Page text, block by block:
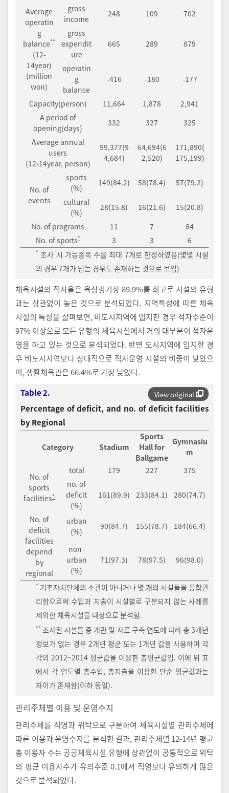
Average
operatin
g
balance**
(12-
14year)
(million
won)
gross
income
248 109
702
gross
expendit
ure
665 289 879
operatin
g
balance
-416 -180 -177
Capacity(person) 11,664 1,878
2,941
A period of
opening(days)
332 327
325
Average annual
users
(12-14year, person)
99,377(9
4,684)
64,694(6
2,520)
171,890(
175,199)
No. of
events
sports
(%)
149(84.2) 58(78.4)
57(79.2)
cultural
(%)
28(15.8) 16(21.6)
15(20.8)
No. of programs
11 7
84
No. of sports* 3 3 6
* 조사 시 가능종목 수를 최대 7개로 한정하였음(몇몇 시설
의 경우 7개가 넘는 경우도 존재하는 것으로 보임)
체육시설의 적자율은 육상경기장 89.9%를 최고로 시설의 유형
과는 상관없이 높은 것으로 분석되었다. 지역특성에 따른 체육
시설의 특성을 살펴보면, 비도시지역에 입지한 경우 적자수준이
97% 이상으로 모든 유형의 체육시설에서 거의 대부분이 적자운
영을 하고 있는 것으로 분석되었다. 반면 도시지역에 입지한 경
우 비도시지역보다 상대적으로 적자운영 시설의 비중이 낮았으
며, 생활체육관은 66.4%로 가장 낮았다.
View original
Table 2.
Percentage of deficit, and no. of deficit facilities
by Regional
Category Stadium
Sports
Hall for
Ballgame
Gymnasiu
m
No. of
sports
facilities*
total 179 227
375
no. of
deficit
(%)
161(89.9) 233(84.1) 280(74.7)
No. of
deficit
facilities
depend
by
regional
urban
(%)
90(84.7) 155(78.7) 184(66.4)
non-
urban
(%)
71(97.3) 78(97.5) 96(98.0)
* 기초자치단체의 소관이 아니거나 몇 개의 시설들을 통합관
리함으로써 수입과 지출이 시설별로 구분되지 않는 사례를
제외한 체육시설을 대상으로 분석함.
** 조사된 시설들 중 개관 및 자료 구축 연도에 따라 총 3개년
정보가 없는 경우 2개년 평균 또는 1개년 값을 사용하여 각
각의 2012~2014 평균값을 이용한 총평균값임. 이에 위 표
에서 각 연도별 총수입, 총지출을 이용한 단순 평균값과는
차이가 존재함(이하 동일).
관리주체별 이용 및 운영수지
관리주체를 직영과 위탁으로 구분하여 체육시설별 관리주체에
따른 이용과 운영수지를 분석한 결과, 관리주체별 12-14년 평균
총 이용자 수는 공공체육시설 유형에 상관없이 공통적으로 위탁
의 평균 이용자수가 유의수준 0.1에서 직영보다 유의하게 많은
것으로 분석되었다.